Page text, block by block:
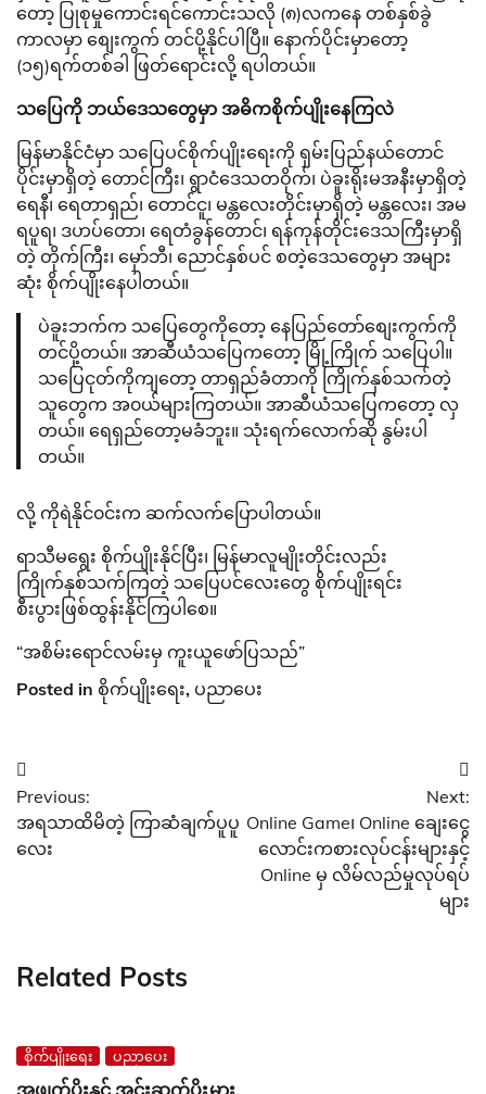
တော့ ပြုစုမှုကောင်းရင်ကောင်းသလို (၈)လကနေ တစ်နှစ်ခွဲ
ကာလမှာ စျေးကွက် တင်ပို့နိုင်ပါပြီ။ နောက်ပိုင်းမှာတော့
(၁၅)ရက်တစ်ခါ ဖြတ်ရောင်းလို့ ရပါတယ်။
သပြေကို ဘယ်ဒေသတွေမှာ အဓိကစိုက်ပျိုးနေကြလဲ
မြန်မာနိုင်ငံမှာ သပြေပင်စိုက်ပျိုးရေးကို ရှမ်းပြည်နယ်တောင်
ပိုင်းမှာရှိတဲ့ တောင်ကြီး၊ ရွာငံဒေသတဝိုက်၊ ပဲခူးရိုးမအနီးမှာရှိတဲ့
ရေနီ၊ ရေတာရှည်၊ တောင်ငူ၊ မန္တလေးတိုင်းမှာရှိတဲ့ မန္တလေး၊ အမ
ရပူရ၊ ဒဟပ်တော၊ ရေတံခွန်တောင်၊ ရန်ကုန်တိုင်းဒေသကြီးမှာရှိ
တဲ့ တိုက်ကြီး၊ မှော်ဘီ၊ ညောင်နှစ်ပင် စတဲ့ဒေသတွေမှာ အများ
ဆုံး စိုက်ပျိုးနေပါတယ်။
ပဲခူးဘက်က သပြေတွေကိုတော့ နေပြည်တော်စျေးကွက်ကို
တင်ပို့တယ်။ အာဆီယံသပြေကတော့ မြို့ကြိုက် သပြေပါ။
သပြေငုတ်ကိုကျတော့ တာရှည်ခံတာကို ကြိုက်နှစ်သက်တဲ့
သူတွေက အ၀ယ်များကြတယ်။ အာဆီယံသပြေကတော့ လှ
တယ်။ ရေရှည်တော့မခံဘူး။ သုံးရက်လောက်ဆို နွမ်းပါ
တယ်။
လို့ ကိုရဲနိုင်၀င်းက ဆက်လက်ပြောပါတယ်။
ရာသီမရွေး စိုက်ပျိုးနိုင်ပြီး၊ မြန်မာလူမျိုးတိုင်းလည်း
ကြိုက်နှစ်သက်ကြတဲ့ သပြေပင်လေးတွေ စိုက်ပျိုးရင်း
စီးပွားဖြစ်ထွန်းနိုင်ကြပါစေ။
“အစိမ်းရောင်လမ်းမှ ကူးယူဖော်ပြသည်”
Posted in စိုက်ပျိုးရေး, ပညာပေး
Post
navigation
Previous:
အရသာထိမိတဲ့ ကြာဆံချက်ပူပူ
လေး
Next:
Online Game၊ Online ချေးငွေ
လောင်းကစားလုပ်ငန်းများနှင့်
Online မှ လိမ်လည်မှုလုပ်ရပ်
များ
Related Posts
စိုက်ပျိုးရေး ပညာပေး